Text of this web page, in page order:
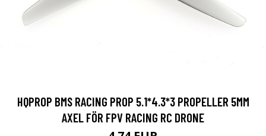
HQPROP BMS RACING PROP 5.1*4.3*3 PROPELLER 5MM
AXEL FÖR FPV RACING RC DRONE